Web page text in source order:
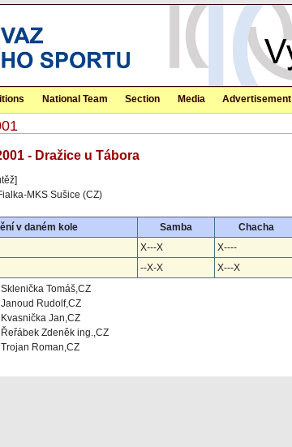
National Team Section Media Advertisement
- Dražice u Tábora
MKS Sušice (CZ)
v daném kole Samba Chacha
X---X X----
--X-X X---X
Sklenička Tomáš,CZ
Janoud Rudolf,CZ
Kvasnička Jan,CZ
Řeřábek Zdeněk ing.,CZ
Trojan Roman,CZ